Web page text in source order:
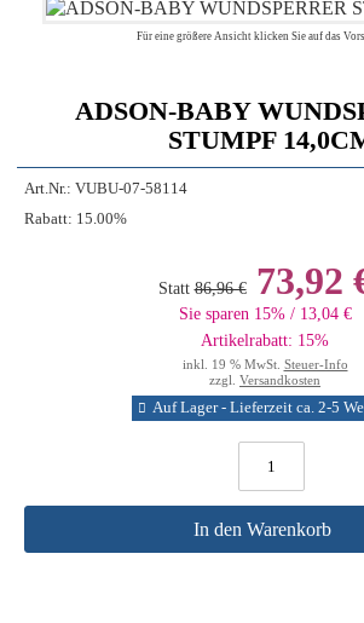
Für eine größere Ansicht klicken Sie auf das
ADSON-BABY
STUMPF
Art.Nr.: VUBU-07-58114
Rabatt: 15.00%
Statt 86,96 €73,92
Sie sparen 15% / 13,04 €
Artikelrabatt: 15%
inkl. 19 % MwSt. Steuer-Info
zzgl. Versandkosten
Auf Lager - Lieferzeit ca. 2-5
In den Warenkorb